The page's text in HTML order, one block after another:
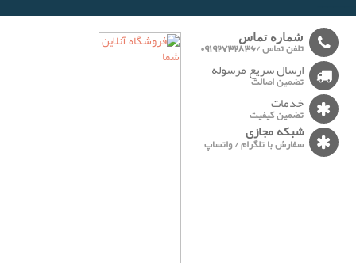
شماره تماس
تلفن تماس /09192732836
ارسال سریع مرسوله
تضمین اصالت
خدمات
تضمین کیفیت
شبکه مجازی
سفارش با تلگرام / واتساپ